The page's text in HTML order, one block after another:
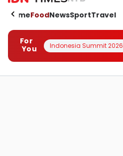
HomeFoodNewsSportTravel
For
You
Indonesia Summit 2026